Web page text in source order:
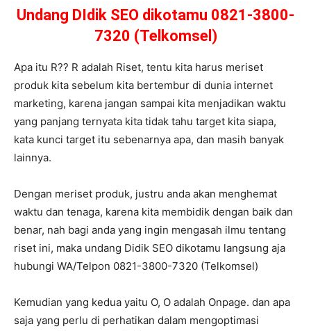
Undang DIdik SEO dikotamu 0821-3800-
7320 (Telkomsel)
Apa itu R?? R adalah Riset, tentu kita harus meriset
produk kita sebelum kita bertembur di dunia internet
marketing, karena jangan sampai kita menjadikan waktu
yang panjang ternyata kita tidak tahu target kita siapa,
kata kunci target itu sebenarnya apa, dan masih banyak
lainnya.
Dengan meriset produk, justru anda akan menghemat
waktu dan tenaga, karena kita membidik dengan baik dan
benar, nah bagi anda yang ingin mengasah ilmu tentang
riset ini, maka undang Didik SEO dikotamu langsung aja
hubungi WA/Telpon 0821-3800-7320 (Telkomsel)
Kemudian yang kedua yaitu O, O adalah Onpage. dan apa
saja yang perlu di perhatikan dalam mengoptimasi